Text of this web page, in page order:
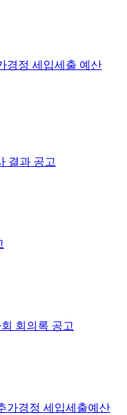
경정 세입세출 예산
결과 공고
회의록 공고
가경정 세입세출예산